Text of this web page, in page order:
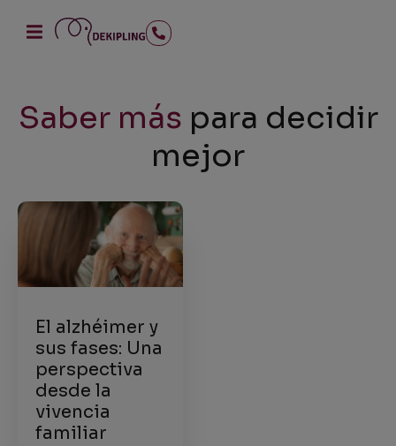
Saber más para decidir
mejor
El alzhéimer y
sus fases: Una
perspectiva
desde la
vivencia
familiar